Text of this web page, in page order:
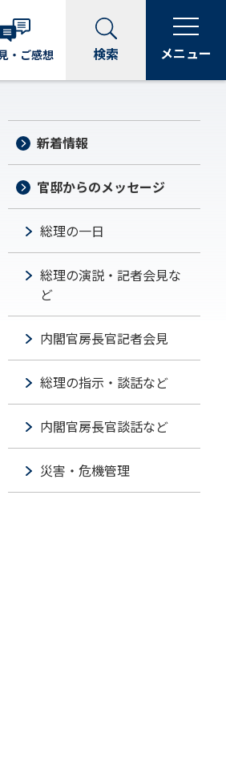
・ ご感想 検索 メニュー
新着情報
官邸からのメッセージ
総理の一日
総理の演説・記者会見な
ど
内閣官房長官記者会見
総理の指示・談話など
内閣官房長官談話など
災害・危機管理